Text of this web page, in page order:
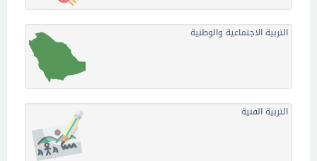
التربية الاجتماعية والوطنية
التربية الفنية